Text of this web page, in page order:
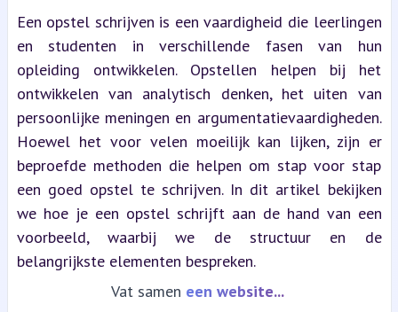
Een opstel schrijven is een vaardigheid die leerlingen
en studenten in verschillende fasen van hun
opleiding ontwikkelen. Opstellen helpen bij het
ontwikkelen van analytisch denken, het uiten van
persoonlijke meningen en argumentatievaardigheden.
Hoewel het voor velen moeilijk kan lijken, zijn er
beproefde methoden die helpen om stap voor stap
een goed opstel te schrijven. In dit artikel bekijken
we hoe je een opstel schrijft aan de hand van een
voorbeeld, waarbij we de structuur en de
belangrijkste elementen bespreken.
Vat samen een YT video...